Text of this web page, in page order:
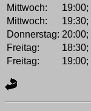
Mittwoch:
19:00;
Mittwoch:
19:30;
Donnerstag: 20:00;
Freitag:
18:30;
Freitag:
19:00;